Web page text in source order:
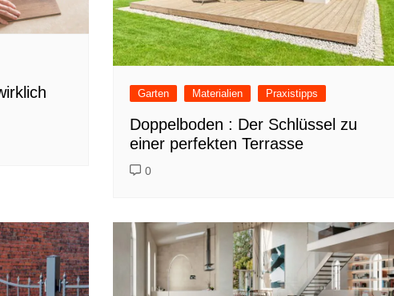
Garten Materialien Praxistipps
Doppelboden : Der Schlüssel zu
einer perfekten Terrasse
0